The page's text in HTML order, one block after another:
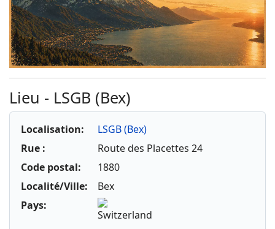
Lieu - LSGB (Bex)
Localisation:
LSGB (Bex)
Rue :
Route des Placettes 24
Code postal:
1880
Localité/Ville:
Bex
Pays: